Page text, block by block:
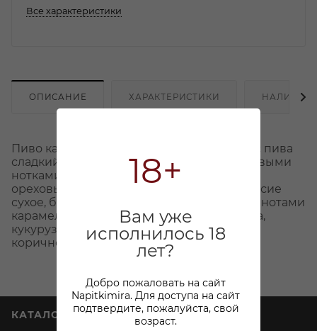
18+
Вам уже
исполнилось 18
лет?
Добро пожаловать на сайт
Napitkimira. Для доступа на сайт
подтвердите, пожалуйста, свой
возраст.
Все характеристики
ОПИСАНИЕ ХАРАКТЕРИСТИКИ НАЛИЧИЕ
Пиво каштаново-коричневого цвета. Вкус пива
сладкий, карамельный, мягкий. За солодовыми
нотками следуют оттенки трав и легкие
ореховые и фруктовые нюансы. Послевкусие
сухое, без горечи. Аромат пива наполнен нотами
карамели, травы, соломы, сладкого солода,
кукурузы, обжаренных орехов, нюансами
коричневого сахара.
КАТАЛОГ